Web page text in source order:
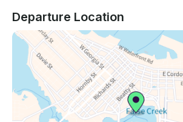
Departure Location